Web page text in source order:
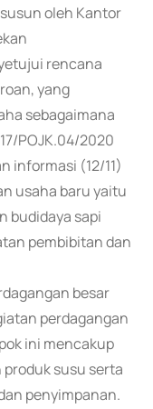
oleh Kantor
rencana
yang
sebagaimana
POJK.04/2020
informasi (12/11)
usaha baru yaitu
budidaya sapi
pembibitan dan
besar
perdagangan
ini mencakup
susu serta
penyimpanan.